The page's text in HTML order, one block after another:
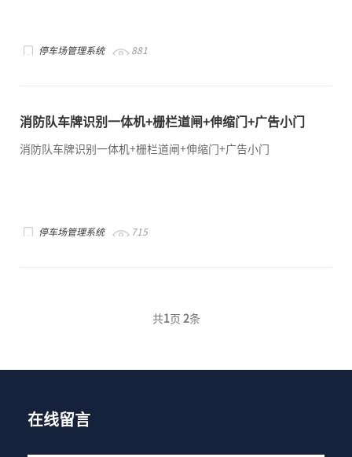
停车场管理系统 881
消防队车牌识别一体机+栅栏道闸+伸缩门+广告小门
消防队车牌识别一体机+栅栏道闸+伸缩门+广告小门
停车场管理系统 715
共1 页 2条
在线留言